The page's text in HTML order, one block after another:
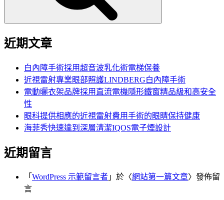
近期文章
白內障手術採用超音波乳化術電梯保養
近視雷射專業眼部照護LINDBERG白內障手術
電動曬衣架品牌採用直流電機隱形鐵窗精品級和高安全
性
眼科提供相應的近視雷射費用手術的眼睛保持健康
海菲秀快速達到深層清潔IQOS電子煙設計
近期留言
「 WordPress 示範留言者 」於〈網站第一篇文章〉發佈留
言